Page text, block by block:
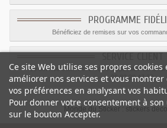
PROGRAMME
Bénéficiez de remises sur vos
Le service client est a votre disposition du lundi
09.82.28.47.69.
Monde du Sticker :
stickers
Ce site Web utilise ses propres
améliorer nos services et vous
vos préférences en analysant vos
Pour donner votre consentement à
sur le bouton Accepter.